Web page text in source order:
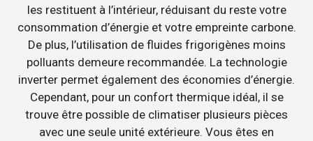
les restituent à l’intérieur, réduisant du reste votre
consommation d’énergie et votre empreinte carbone.
De plus, l’utilisation de fluides frigorigènes moins
polluants demeure recommandée. La technologie
inverter permet également des économies d’énergie.
Cependant, pour un confort thermique idéal, il se
trouve être possible de climatiser plusieurs pièces
avec une seule unité extérieure. Vous êtes en